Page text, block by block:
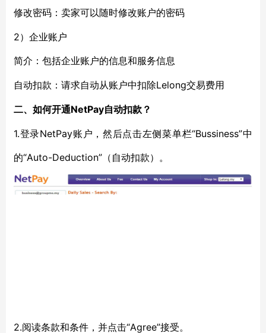
修改密码：卖家可以随时修改账户的密码
2）企业账户
简介：包括企业账户的信息和服务信息
自动扣款：请求自动从账户中扣除Lelong交易费用
二、如何开通NetPay自动扣款？
1.登录NetPay账户，然后点击左侧菜单栏“Bussiness”中
的“Auto-Deduction”（自动扣款）。
2.阅读条款和条件，并点击“Agree”接受。